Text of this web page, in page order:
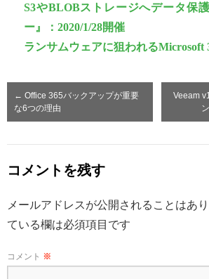
S3やBLOBストレージへデータ保
ー』：2020/1/28開催
ランサムウェアに狙われるMicrosoft
← Office 365バックアップが重要
な6つの理由
Veeam
コメントを残す
メールアドレスが公開されることはあり
ている欄は必須項目です
コメント ※